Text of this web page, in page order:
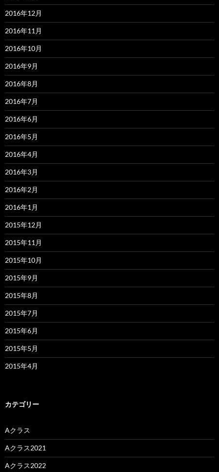
2016年12月
2016年11月
2016年10月
2016年9月
2016年8月
2016年7月
2016年6月
2016年5月
2016年4月
2016年3月
2016年2月
2016年1月
2015年12月
2015年11月
2015年10月
2015年9月
2015年8月
2015年7月
2015年6月
2015年5月
2015年4月
カテゴリー
Aクラス
Aクラス2021
Aクラス2022